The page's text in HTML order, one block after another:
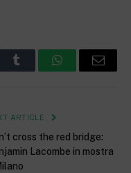
Tumblr WhatsAppEmail
ARTICLE
cross the red bridge:
Lacombe in mostra